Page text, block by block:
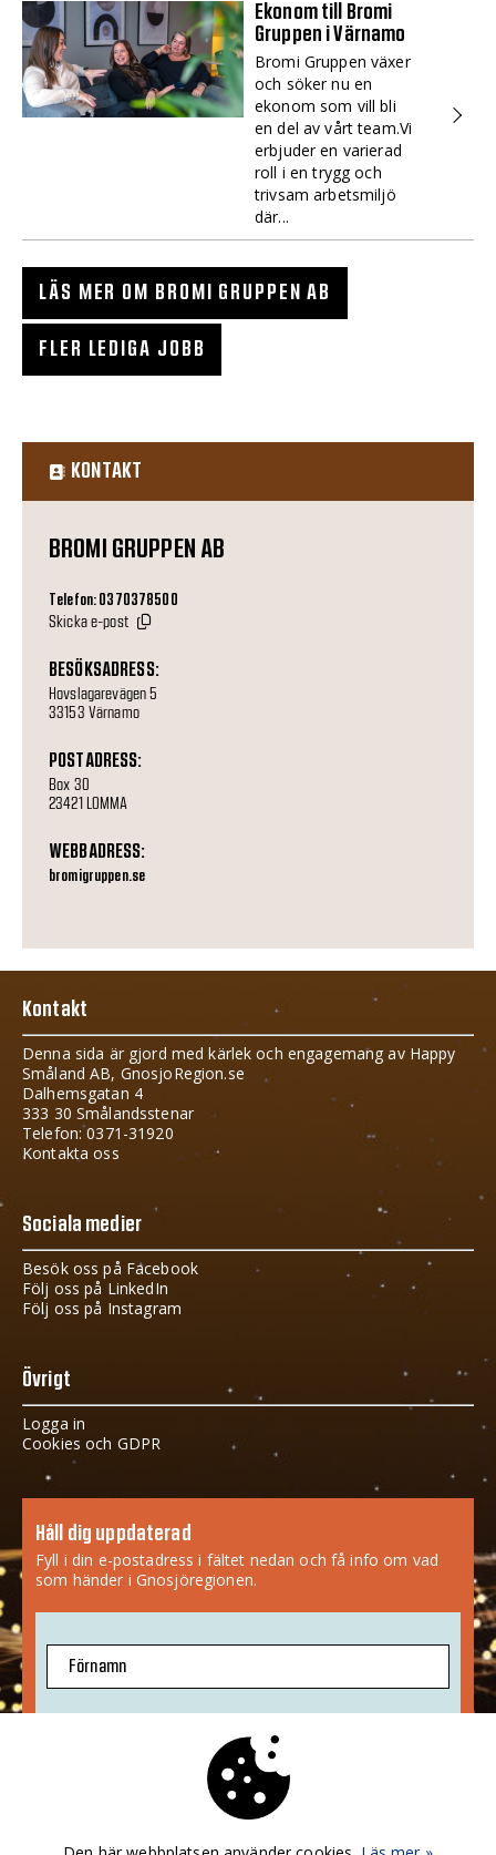
Ekonom till Bromi
Gruppen i Värnamo
Bromi Gruppen växer
och söker nu en
ekonom som vill bli
en del av vårt team.Vi
erbjuder en varierad
roll i en trygg och
trivsam arbetsmiljö
där...
LÄS MER OM BROMI GRUPPEN AB
FLER LEDIGA JOBB
KONTAKT
BROMI GRUPPEN AB
Telefon: 0370378500
Skicka e-post
BESÖKSADRESS:
Hovslagarevägen 5
33153 Värnamo
POSTADRESS:
Box 30
23421 LOMMA
WEBBADRESS:
bromigruppen.se
Kontakt
Denna sida är gjord med kärlek och engagemang av Happy
Småland AB, GnosjoRegion.se
Dalhemsgatan 4
333 30 Smålandsstenar
Telefon: 0371-31920
Kontakta oss
Sociala medier
Besök oss på Facebook
Följ oss på LinkedIn
Följ oss på Instagram
Övrigt
Logga in
Cookies och GDPR
Håll dig uppdaterad
Fyll i din e-postadress i fältet nedan och få info om vad
som händer i Gnosjöregionen.
Förnamn
Jag godkänner att mina uppgifter sparas.